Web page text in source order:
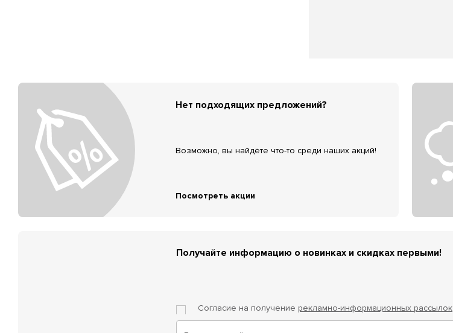
Нет подходящих предложений?
Возможно, вы найдёте что-то среди наших акций!
Посмотреть акции
Получайте информацию о новинках и скидках первыми!
Согласие на получение рекламно-информационных рассылок